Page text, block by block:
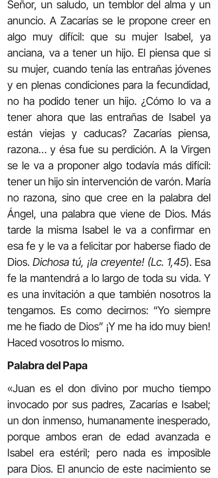
Señor, un saludo, un temblor del alma y un
anuncio. A Zacarías se le propone creer en
algo muy difícil: que su mujer Isabel, ya
anciana, va a tener un hijo. El piensa que si
su mujer, cuando tenía las entrañas jóvenes
y en plenas condiciones para la fecundidad,
no ha podido tener un hijo. ¿Cómo lo va a
tener ahora que las entrañas de Isabel ya
están viejas y caducas? Zacarías piensa,
razona… y ésa fue su perdición. A la Virgen
se le va a proponer algo todavía más difícil:
tener un hijo sin intervención de varón. María
no razona, sino que cree en la palabra del
Ángel, una palabra que viene de Dios. Más
tarde la misma Isabel le va a confirmar en
esa fe y le va a felicitar por haberse fiado de
Dios.Dichosa tú, ¡la creyente! (Lc. 1,45). Esa
fe la mantendrá a lo largo de toda su vida. Y
es una invitación a que también nosotros la
tengamos. Es como decirnos: “Yo siempre
me he fiado de Dios” ¡Y me ha ido muy bien!
Haced vosotros lo mismo.
Palabra del Papa
«Juan es el don divino por mucho tiempo
invocado por sus padres, Zacarías e Isabel;
un don inmenso, humanamente inesperado,
porque ambos eran de edad avanzada e
Isabel era estéril; pero nada es imposible
para Dios. El anuncio de este nacimiento se